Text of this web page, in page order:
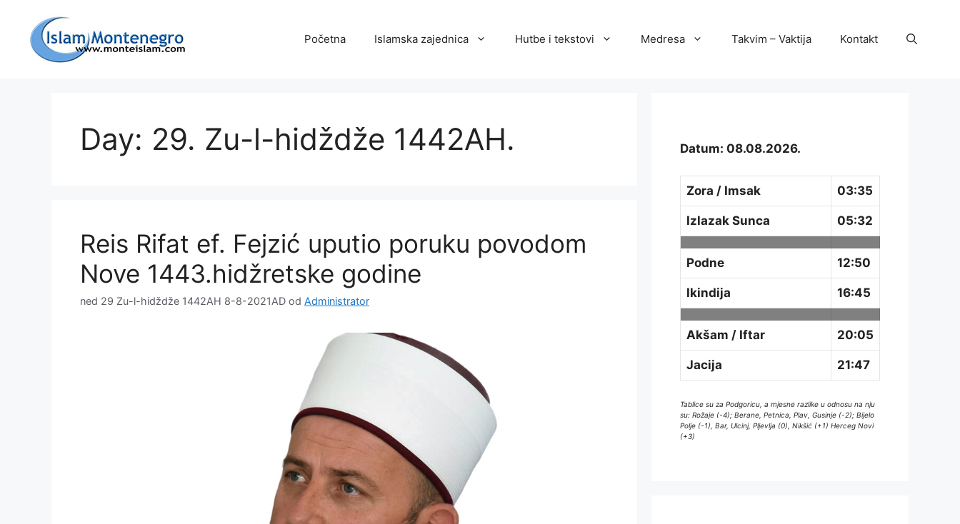
sadržaj
Početna Islamska zajednica Hutbe i tekstovi Medresa Takvim – Vaktija Kontakt
Day: 29. Zu-l-hidždže 1442AH.
Reis Rifat ef. Fejzić uputio poruku povodom
Nove 1443.hidžretske godine
ned 29 Zu-l-hidždže 1442AH 8-8-2021AD od Administrator
Datum: 08.08.2026.
Zora / Imsak 03:35
Izlazak Sunca 05:32
Podne 12:50
Ikindija 16:45
Akšam / Iftar 20:05
Jacija 21:47
Tablice su za Podgoricu, a mjesne razlike u odnosu na nju
su: Rožaje (-4); Berane, Petnica, Plav, Gusinje (-2); Bijelo
Polje (-1), Bar, Ulcinj, Pljevlja (0), Nikšić (+1) Herceg Novi
(+3)